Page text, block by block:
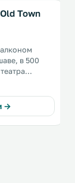
Town
в 500
До
пройти
→